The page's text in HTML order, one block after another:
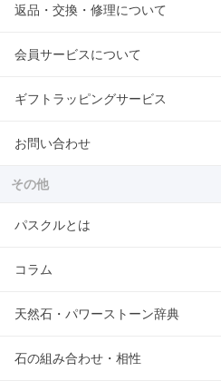
返品・交換・修理について
会員サービスについて
ギフトラッピングサービス
お問い合わせ
その他
パスクルとは
コラム
天然石・パワーストーン辞典
石の組み合わせ・相性